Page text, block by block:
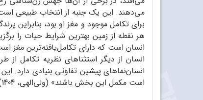
می‌دهند. این یک جنبه از انتخاب طبیعی است
برای تکامل موجود و مغز او بود، بنابراین
هر نقطه از زمین بهترین شرایط حیات را
انسان است که دارای تکامل‌یافته‌ترین مغز
است مکمل این بخش باشند» (ولی‌الهی، 1404).